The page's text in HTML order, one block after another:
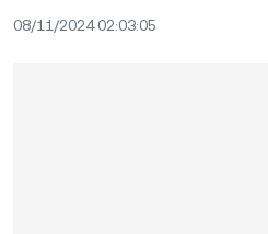
08/11/2024 02:03:05